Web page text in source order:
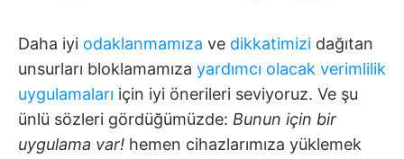
Daha iyi odaklanmamıza ve dikkatimizi dağıtan
unsurları bloklamamıza yardımcı olacak verimlilik
uygulamaları için iyi önerileri seviyoruz. Ve şu
ünlü sözleri gördüğümüzde: Bunun için bir
uygulama var! hemen cihazlarımıza yüklemek